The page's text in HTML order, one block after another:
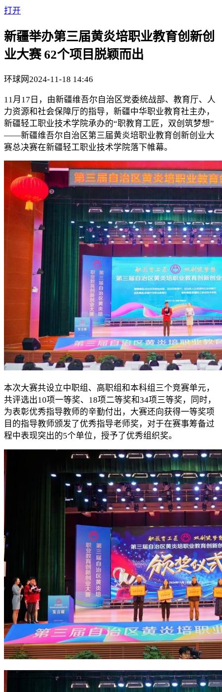
打开
新疆举办第三届黄炎培职业教育创新创
业大赛 62个项目脱颖而出
环球网2024-11-18 14:46
11月17日，由新疆维吾尔自治区党委统战部、教育厅、人
力资源和社会保障厅的指导，新疆中华职业教育社主办，
新疆轻工职业技术学院承办的“职教育工匠，双创筑梦想”
——新疆维吾尔自治区第三届黄炎培职业教育创新创业大
赛总决赛在新疆轻工职业技术学院落下帷幕。
本次大赛共设立中职组、高职组和本科组三个竞赛单元，
共评选出10项一等奖、18项二等奖和34项三等奖，同时，
为表彰优秀指导教师的辛勤付出，大赛还向获得一等奖项
目的指导教师颁发了优秀指导老师奖，对于在赛事筹备过
程中表现突出的5个单位，授予了优秀组织奖。